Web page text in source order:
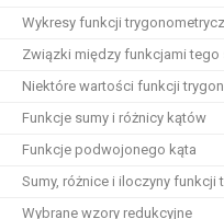
Wykresy funkcji
Związki między funkcjami tego
Niektóre wartości funkcji
Funkcje sumy i różnicy kątów
Funkcje podwojonego kąta
Sumy, różnice i iloczyny funkcji
Wybrane wzory redukcyjne